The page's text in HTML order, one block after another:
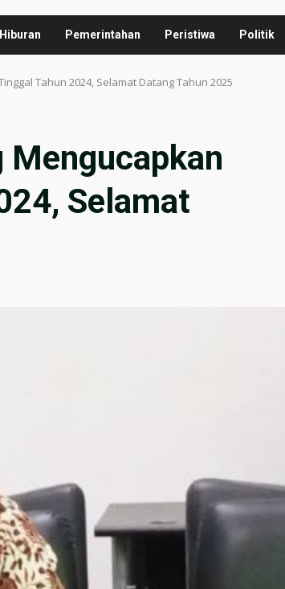
Pemerintahan Peristiwa Politik
Tahun 2024, Selamat Datang Tahun 2025
Mengucapkan
Selamat